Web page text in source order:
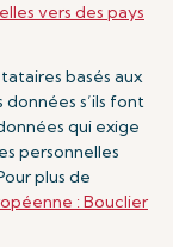
vers des pays
basés aux
s’ils font
qui exige
personnelles
plus de
: Bouclier